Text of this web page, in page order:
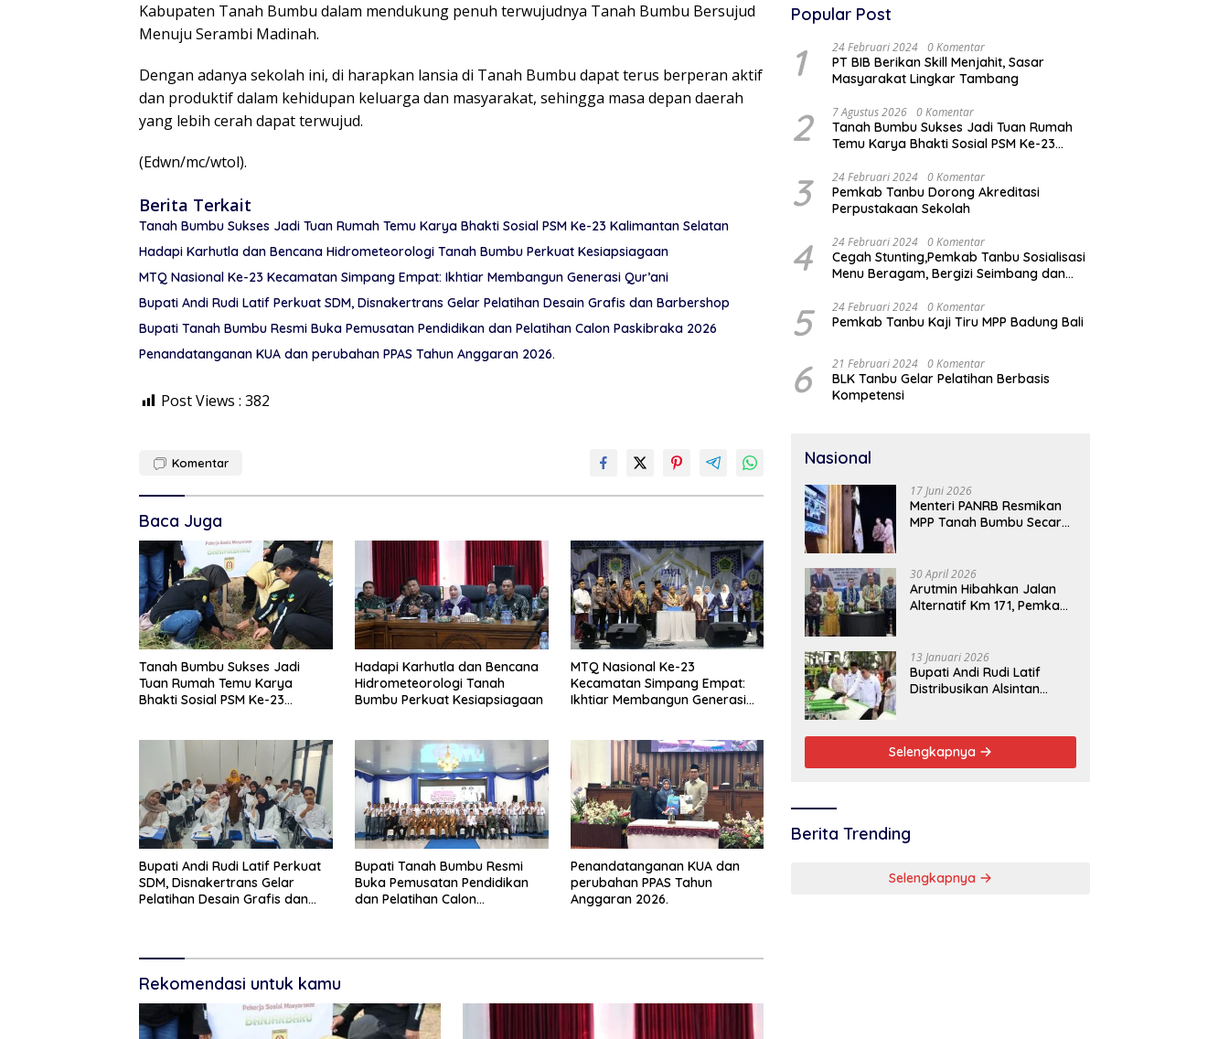
Kabupaten Tanah Bumbu dalam mendukung penuh terwujudnya Tanah Bumbu Bersujud
Menuju Serambi Madinah.
Dengan adanya sekolah ini, di harapkan lansia di Tanah Bumbu dapat terus berperan aktif
dan produktif dalam kehidupan keluarga dan masyarakat, sehingga masa depan daerah
yang lebih cerah dapat terwujud.
(Edwn/mc/wtol).
Berita Terkait
Tanah Bumbu Sukses Jadi Tuan Rumah Temu Karya Bhakti Sosial PSM Ke-23 Kalimantan Selatan
Hadapi Karhutla dan Bencana Hidrometeorologi Tanah Bumbu Perkuat Kesiapsiagaan
MTQ Nasional Ke-23 Kecamatan Simpang Empat: Ikhtiar Membangun Generasi Qur’ani
Bupati Andi Rudi Latif Perkuat SDM, Disnakertrans Gelar Pelatihan Desain Grafis dan Barbershop
Bupati Tanah Bumbu Resmi Buka Pemusatan Pendidikan dan Pelatihan Calon Paskibraka 2026
Penandatanganan KUA dan perubahan PPAS Tahun Anggaran 2026.
Post Views : 382
Komentar
Baca Juga
Tanah Bumbu Sukses Jadi
Tuan Rumah Temu Karya
Bhakti Sosial PSM Ke-23
Hadapi Karhutla dan Bencana
Hidrometeorologi Tanah
Bumbu Perkuat Kesiapsiagaan
MTQ Nasional Ke-23
Kecamatan Simpang Empat:
Ikhtiar Membangun Generasi
Bupati Andi Rudi Latif Perkuat
SDM, Disnakertrans Gelar
Pelatihan Desain Grafis dan
Bupati Tanah Bumbu Resmi
Buka Pemusatan Pendidikan
dan Pelatihan Calon
Penandatanganan KUA dan
perubahan PPAS Tahun
Anggaran 2026.
Rekomendasi untuk kamu
Popular Post
1 24 Februari 2024 0 Komentar
PT BIB Berikan Skill Menjahit, Sasar
Masyarakat Lingkar Tambang
2 7 Agustus 2026 0 Komentar
Tanah Bumbu Sukses Jadi Tuan Rumah
Temu Karya Bhakti Sosial PSM Ke-23
3 24 Februari 2024 0 Komentar
Pemkab Tanbu Dorong Akreditasi
Perpustakaan Sekolah
4 24 Februari 2024 0 Komentar
Cegah Stunting,Pemkab Tanbu Sosialisasi
Menu Beragam, Bergizi Seimbang dan
5 24 Februari 2024 0 Komentar
Pemkab Tanbu Kaji Tiru MPP Badung Bali
6 21 Februari 2024 0 Komentar
BLK Tanbu Gelar Pelatihan Berbasis
Kompetensi
Nasional
17 Juni 2026
Menteri PANRB Resmikan
MPP Tanah Bumbu Secara
30 April 2026
Arutmin Hibahkan Jalan
Alternatif Km 171, Pemkab
13 Januari 2026
Bupati Andi Rudi Latif
Distribusikan Alsintan
Selengkapnya
Berita Trending
Selengkapnya